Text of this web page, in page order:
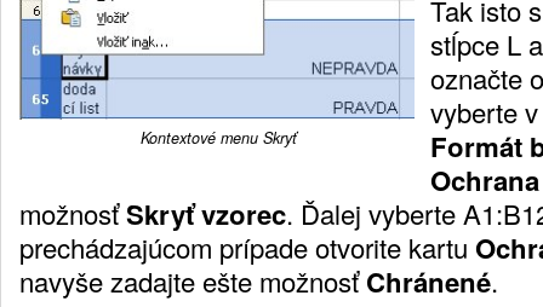
Kontextové menu Skryť
Tak isto
stĺpce L
označte
vyberte
Formát
možnosťSkryť vzorec. Ďalej vyberte
prechádzajúcom prípade otvorite kartu
navyše zadajte ešte možnosťChránené.